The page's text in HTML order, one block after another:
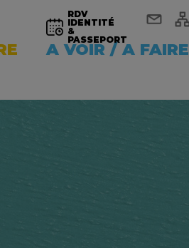
A VOIR / A FAIRE
RDV
IDENTITÉ
&
PASSEPORT